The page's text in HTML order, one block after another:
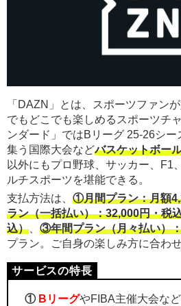
「DAZN」とは、スポーツファン
でもどこでも楽しめるスポーツチ
ンダード」ではBリーグ 25-26シ
集う国際大会などバスケットボー
以外にもプロ野球、サッカー、F1
ルチスポーツを堪能できる。
支払方法は、 ①月間プラン：月額
ラン（一括払い）：32,000円・税
込）
③年間プラン（月々払い）
プラン。ご自身の楽しみ方に合わ
① BリーグやFIBA主催大会な